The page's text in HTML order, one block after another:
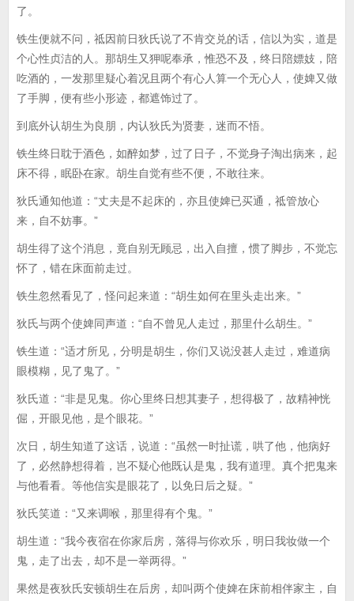
了。
铁生便就不问，祗因前日狄氏说了不肯交兑的话，信以为实，道是
个心性贞洁的人。那胡生又狎呢奉承，惟恐不及，终日陪嫖妓，陪
吃酒的，一发那里疑心着况且两个有心人算一个无心人，使婢又做
了手脚，便有些小形迹，都遮饰过了。
到底外认胡生为良朋，内认狄氏为贤妻，迷而不悟。
铁生终日耽于酒色，如醉如梦，过了日子，不觉身子淘出病来，起
床不得，眠卧在家。胡生自觉有些不便，不敢往来。
狄氏通知他道：“丈夫是不起床的，亦且使婢已买通，祗管放心
来，自不妨事。”
胡生得了这个消息，竟自别无顾忌，出入自擅，惯了脚步，不觉忘
怀了，错在床面前走过。
铁生忽然看见了，怪问起来道：“胡生如何在里头走出来。”
狄氏与两个使婢同声道：“自不曾见人走过，那里什么胡生。”
铁生道：“适才所见，分明是胡生，你们又说没甚人走过，难道病
眼模糊，见了鬼了。”
狄氏道：“非是见鬼。你心里终日想其妻子，想得极了，故精神恍
倔，开眼见他，是个眼花。”
次日，胡生知道了这话，说道：“虽然一时扯谎，哄了他，他病好
了，必然静想得着，岂不疑心他既认是鬼，我有道理。真个把鬼来
与他看看。等他信实是眼花了，以免日后之疑。”
狄氏笑道：“又来调喉，那里得有个鬼。”
胡生道：“我今夜宿在你家后房，落得与你欢乐，明日我妆做一个
鬼，走了出去，却不是一举两得。”
果然是夜狄氏安顿胡生在后房，却叫两个使婢在床前相伴家主，自